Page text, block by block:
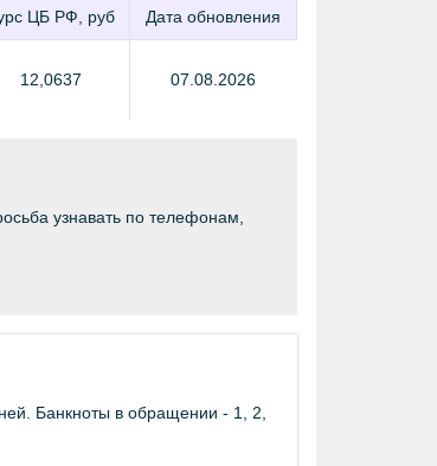
ЦБ РФ, руб Дата обновления
12,0637 07.08.2026
узнавать по телефонам,
Банкноты в обращении - 1, 2,